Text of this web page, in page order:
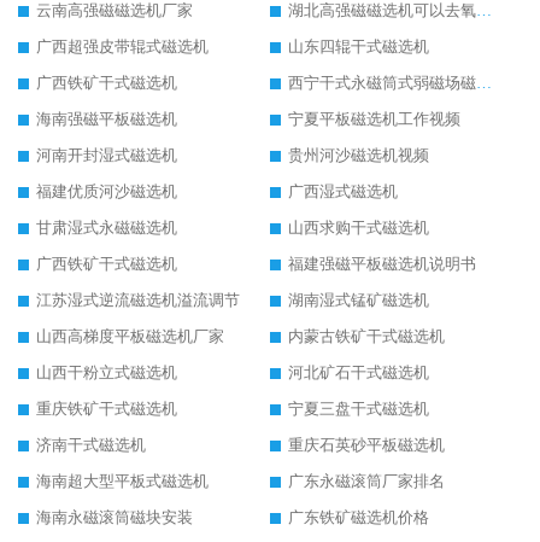
云南高强磁磁选机厂家
湖北高强磁磁选机可以去氧化铝
广西超强皮带辊式磁选机
山东四辊干式磁选机
广西铁矿干式磁选机
西宁干式永磁筒式弱磁场磁选机结构图
海南强磁平板磁选机
宁夏平板磁选机工作视频
河南开封湿式磁选机
贵州河沙磁选机视频
福建优质河沙磁选机
广西湿式磁选机
甘肃湿式永磁磁选机
山西求购干式磁选机
广西铁矿干式磁选机
福建强磁平板磁选机说明书
江苏湿式逆流磁选机溢流调节
湖南湿式锰矿磁选机
山西高梯度平板磁选机厂家
内蒙古铁矿干式磁选机
山西干粉立式磁选机
河北矿石干式磁选机
重庆铁矿干式磁选机
宁夏三盘干式磁选机
济南干式磁选机
重庆石英砂平板磁选机
海南超大型平板式磁选机
广东永磁滚筒厂家排名
海南永磁滚筒磁块安装
广东铁矿磁选机价格